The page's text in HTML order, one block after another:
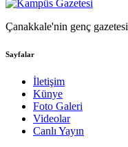
Çanakkale'nin genç gazetesi
Sayfalar
İletişim
Künye
Foto Galeri
Videolar
Canlı Yayın